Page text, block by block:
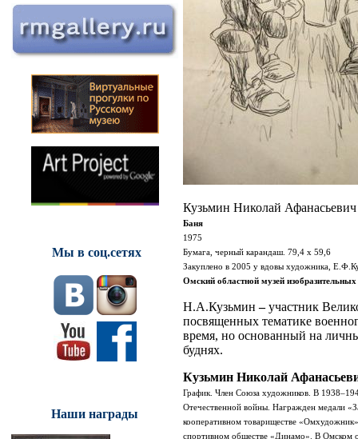
Мы в соц.сетях
Наши награды
Кузьмин Николай Афанасьевич
Баня
1975
Бумага, черный карандаш. 79,4 х 59,6
Закуплено в 2005 у вдовы художника,
Омский областной музей
Н.А.Кузьмин –участник
посвященных тематике
время, но основанный на
буднях.
Кузьмин Николай
График. Член Союза художников. В
Отечественной войны. Награжден медали
кооперативном товариществе
спортивном обществе «Динамо». В Омском